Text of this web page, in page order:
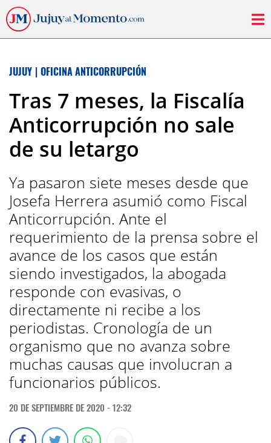
JUJUY | OFICINA ANTICORRUPCIÓN
Tras 7 meses, la Fiscalía
Anticorrupción no sale
de su letargo
Ya pasaron siete meses desde que
Josefa Herrera asumió como Fiscal
Anticorrupción. Ante el
requerimiento de la prensa sobre el
avance de los casos que están
siendo investigados, la abogada
responde con evasivas, o
directamente ni recibe a los
periodistas. Cronología de un
organismo que no avanza sobre
muchas causas que involucran a
funcionarios públicos.
20 DE SEPTIEMBRE DE 2020 - 12:32